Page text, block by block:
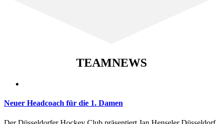
TEAMNEWS
Neuer Headcoach für die 1. Damen